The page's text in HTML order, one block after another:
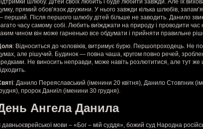
шлюбу. Дітей своїх любить і буде любити завжди. Але їх
прямий обов’язок дружини. У нього завжди кілька шлюбів,
перший. Після першого шлюбу дітей більше не заводить. Данило
часу самому собі. Любить виїжджати на природу і проводити час
чином він може гарненько все обдумати і прийняти правильне
: Відноситься до чоловіків, витримує бурю. Першопроходець. Не
але рішучий. Будинок — повна чаша, кругом повно речей,
Не виносить неправди, може навіть розлютитися, але тут же
: Данило Переяславський (іменини 20 квітня), Данило Стовпник
пророк Даниїл (іменини 30 грудня).
Ангела Данила
давньоєврейської мови – «Бог – мій суддя», божий суд Народна